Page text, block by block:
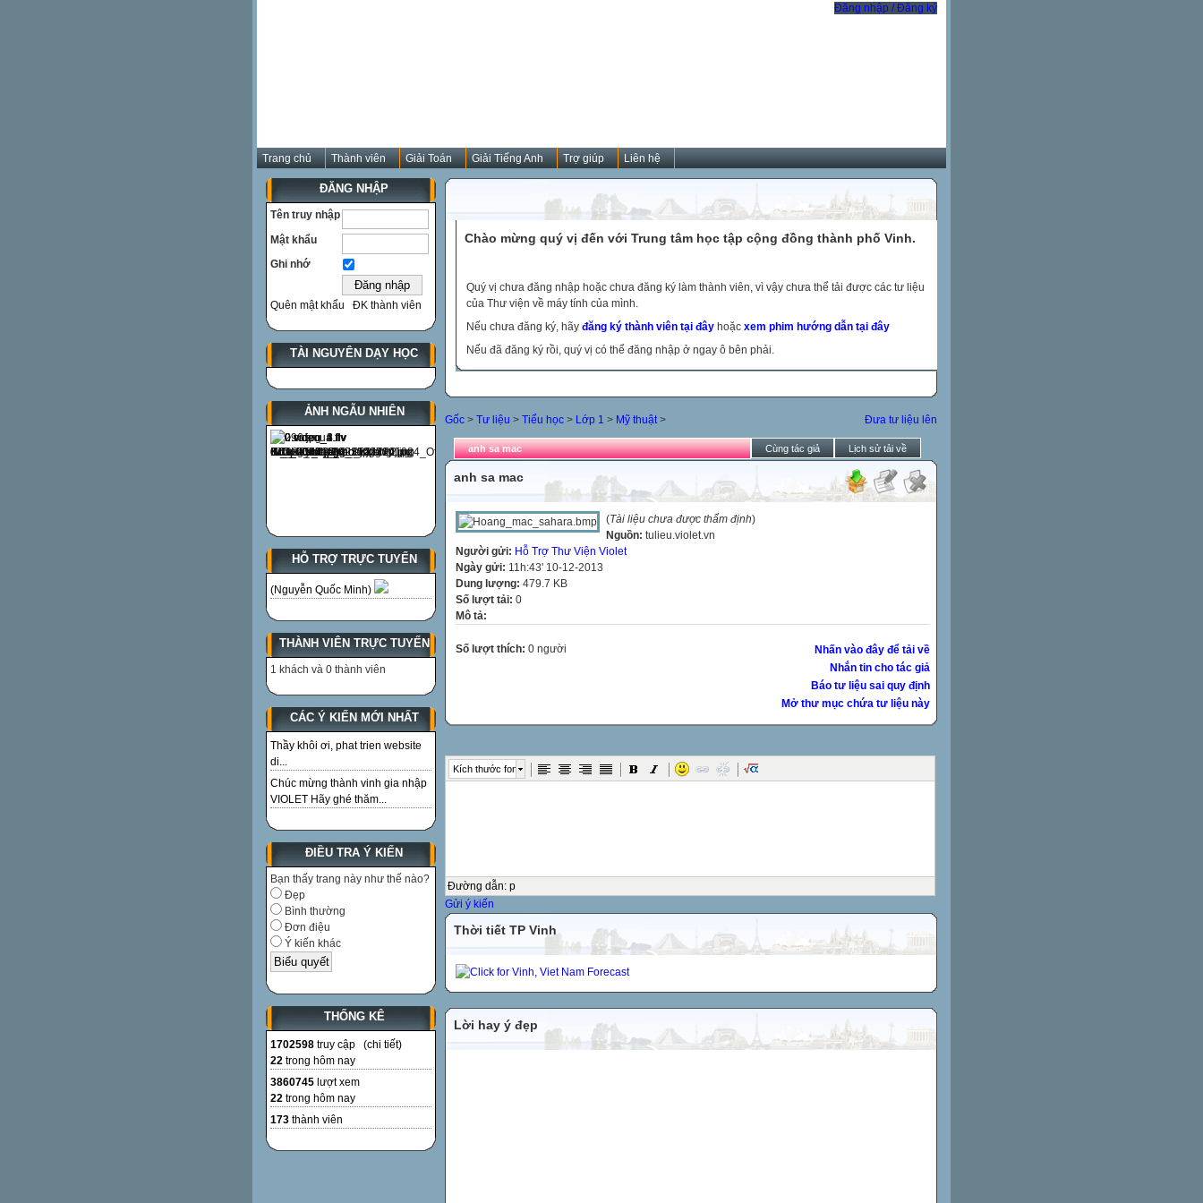
Đăng nhập / Đăng ký
Trang chủ Thành viên Giải Toán Giải Tiếng Anh Trợ giúp Liên hệ
ĐĂNG NHẬP
Tên truy nhập
Mật khẩu
Ghi nhớ
Quên mật khẩu ĐK thành viên
TÀI NGUYÊN DẠY HỌC
ẢNH NGẪU NHIÊN
HỖ TRỢ TRỰC TUYẾN
(Nguyễn Quốc Minh)
THÀNH VIÊN TRỰC TUYẾN
1 khách và 0 thành viên
CÁC Ý KIẾN MỚI NHẤT
Thầy khôi ơi, phat trien website
di...
Chúc mừng thành vinh gia nhập
VIOLET Hãy ghé thăm...
ĐIỀU TRA Ý KIẾN
Bạn thấy trang này như thế nào?
Đẹp
Bình thường
Đơn điệu
Ý kiến khác
THỐNG KÊ
1702598 truy cập (chi tiết)
22 trong hôm nay
3860745 lượt xem
22 trong hôm nay
173 thành viên
Chào mừng quý vị đến với Trung tâm học tập cộng đồng thành phố Vinh.
Quý vị chưa đăng nhập hoặc chưa đăng ký làm thành viên, vì vậy chưa thể tải được các tư liệu
của Thư viện về máy tính của mình.
Nếu chưa đăng ký, hãy đăng ký thành viên tại đây hoặc xem phim hướng dẫn tại đây
Nếu đã đăng ký rồi, quý vị có thể đăng nhập ở ngay ô bên phải.
Đưa tư liệu lên
Gốc > Tư liệu > Tiểu học > Lớp 1 > Mỹ thuật>
anh sa mac Cùng tác giả Lịch sử tải về
anh sa mac
(Tài liệu chưa được thẩm định)
Nguồn: tulieu.violet.vn
Người gửi: Hỗ Trợ Thư Viện Violet
Ngày gửi: 11h:43' 10-12-2013
Dung lượng: 479.7 KB
Số lượt tải: 0
Mô tả:
Nhấn vào đây để tải về
Nhắn tin cho tác giả
Báo tư liệu sai quy định
Mở thư mục chứa tư liệu này
Số lượt thích: 0 người
Kích thước font
Đường dẫn: p
Gửi ý kiến
Thời tiết TP Vinh
Lời hay ý đẹp